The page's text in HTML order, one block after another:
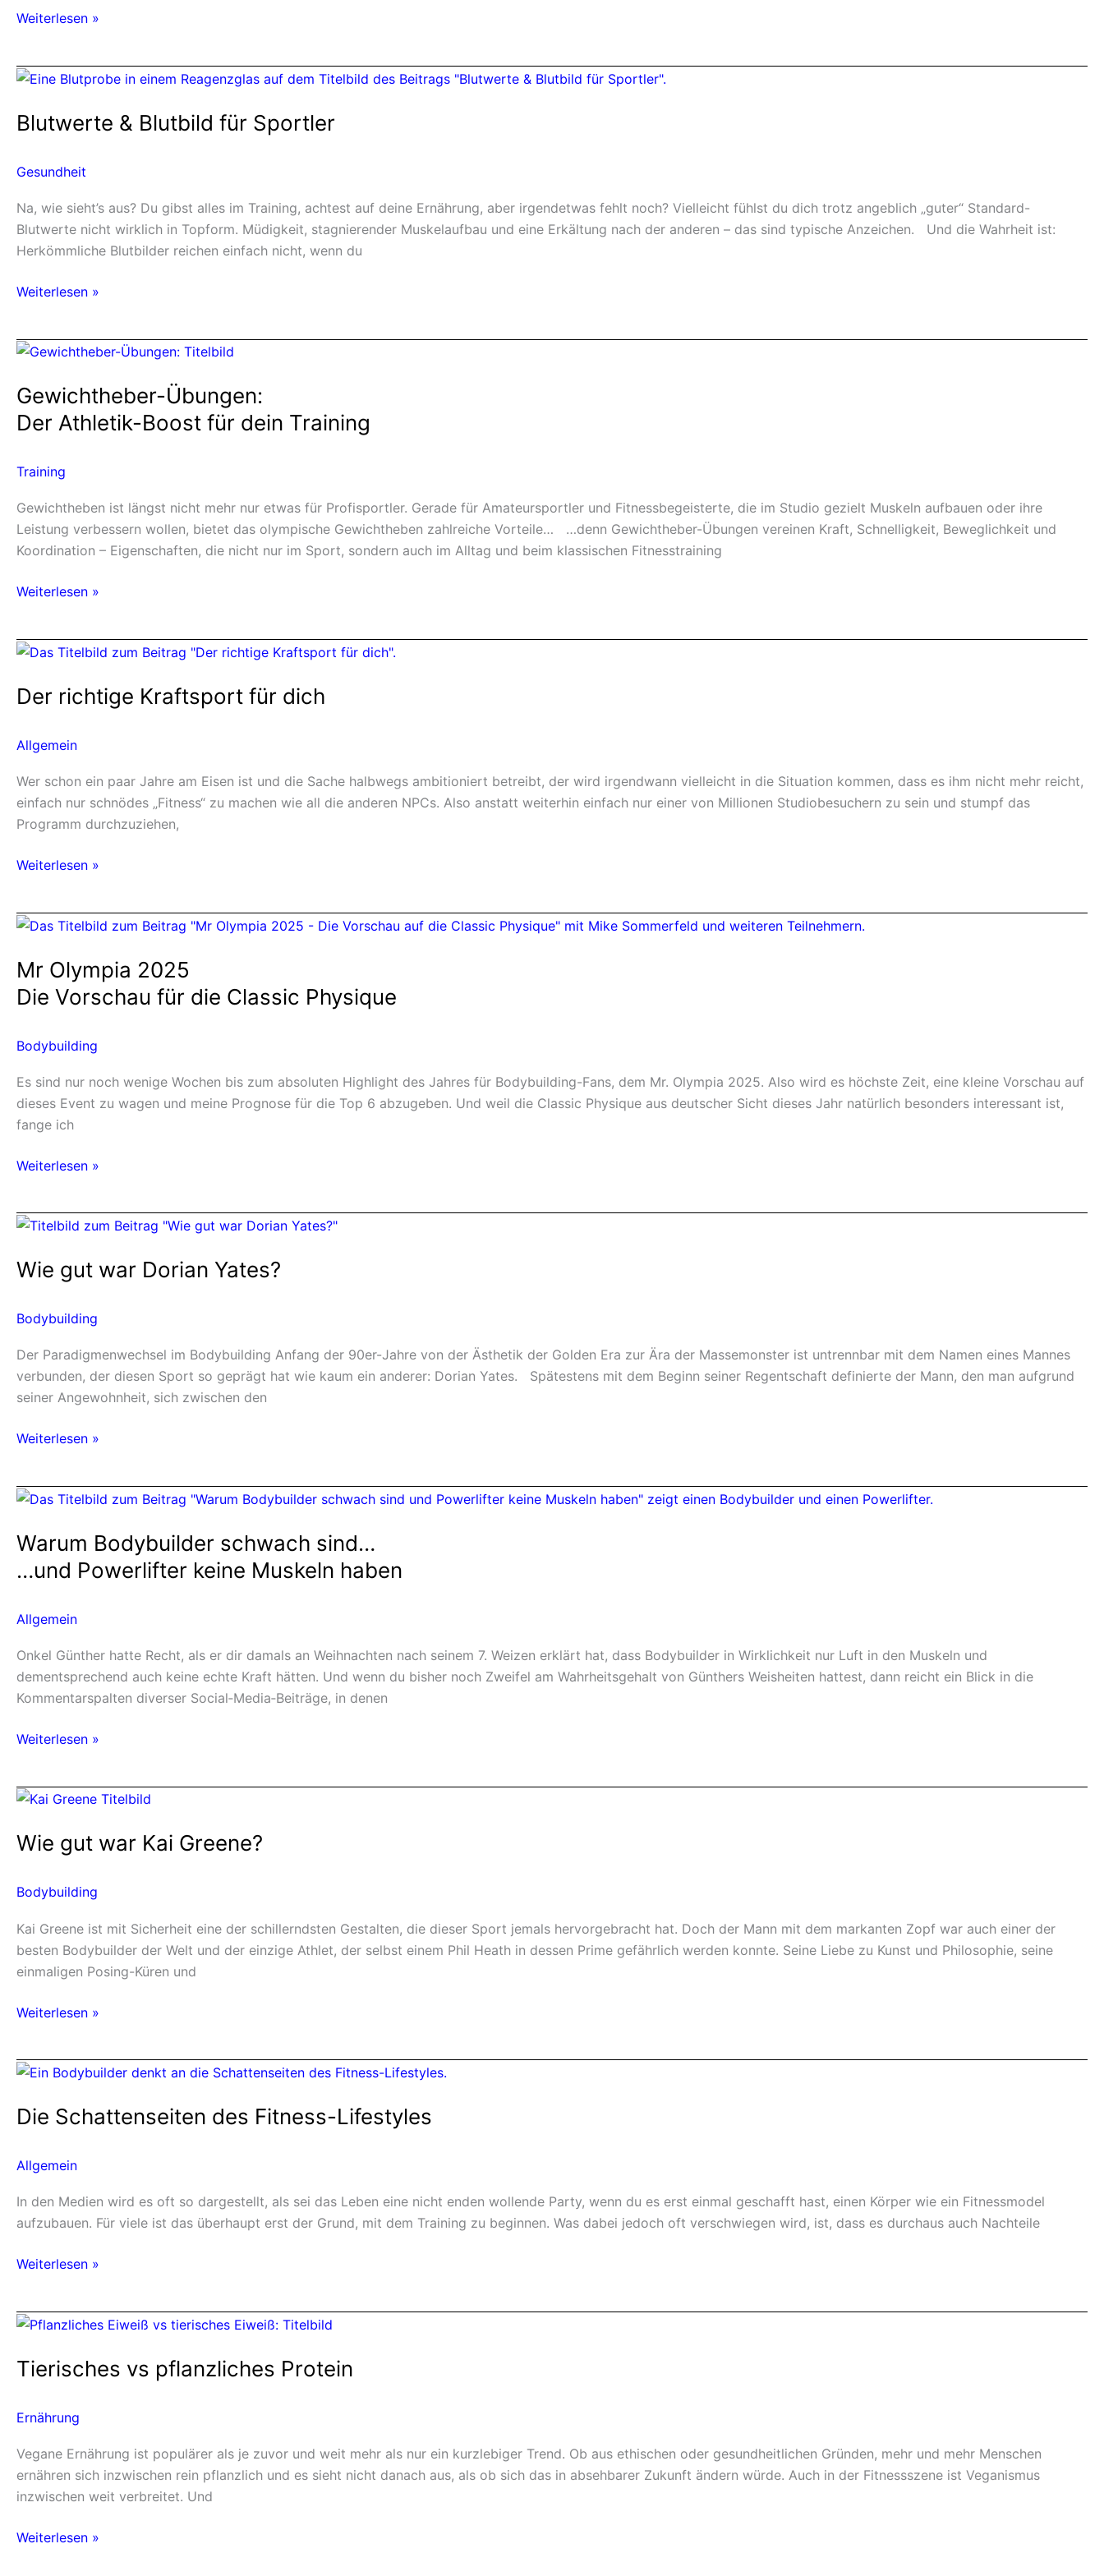
Weiterlesen »
Blutwerte & Blutbild für Sportler
Gesundheit
Na, wie sieht’s aus? Du gibst alles im Training, achtest auf deine Ernährung, aber irgendetwas fehlt noch? Vielleicht fühlst du dich trotz angeblich „guter“ Standard-
Blutwerte nicht wirklich in Topform. Müdigkeit, stagnierender Muskelaufbau und eine Erkältung nach der anderen – das sind typische Anzeichen. Und die Wahrheit ist:
Herkömmliche Blutbilder reichen einfach nicht, wenn du
Blutwerte
Blutbild
Weiterlesen »
Gewichtheber-Übungen:
Der Athletik-Boost für dein Training
Training
Gewichtheben ist längst nicht mehr nur etwas für Profisportler. Gerade für Amateursportler und Fitnessbegeisterte, die im Studio gezielt Muskeln aufbauen oder ihre
Leistung verbessern wollen, bietet das olympische Gewichtheben zahlreiche Vorteile… …denn Gewichtheber-Übungen vereinen Kraft, Schnelligkeit, Beweglichkeit und
Koordination – Eigenschaften, die nicht nur im Sport, sondern auch im Alltag und beim klassischen Fitnesstraining
Gewichtheber-
Der
Athletik-
Boost
dein
Training
Weiterlesen »
Der richtige Kraftsport für dich
Allgemein
Wer schon ein paar Jahre am Eisen ist und die Sache halbwegs ambitioniert betreibt, der wird irgendwann vielleicht in die Situation kommen, dass es ihm nicht mehr reicht,
einfach nur schnödes „Fitness“ zu machen wie all die anderen NPCs. Also anstatt weiterhin einfach nur einer von Millionen Studiobesuchern zu sein und stumpf das
Programm durchzuziehen,
Der
Kraftsport
Weiterlesen »
Mr Olympia 2025
Die Vorschau für die Classic Physique
Bodybuilding
Es sind nur noch wenige Wochen bis zum absoluten Highlight des Jahres für Bodybuilding-Fans, dem Mr. Olympia 2025. Also wird es höchste Zeit, eine kleine Vorschau auf
dieses Event zu wagen und meine Prognose für die Top 6 abzugeben. Und weil die Classic Physique aus deutscher Sicht dieses Jahr natürlich besonders interessant ist,
fange ich
Mr
2025
Die
Vorschau
die
Weiterlesen »
Wie gut war Dorian Yates?
Bodybuilding
Der Paradigmenwechsel im Bodybuilding Anfang der 90er-Jahre von der Ästhetik der Golden Era zur Ära der Massemonster ist untrennbar mit dem Namen eines Mannes
verbunden, der diesen Sport so geprägt hat wie kaum ein anderer: Dorian Yates. Spätestens mit dem Beginn seiner Regentschaft definierte der Mann, den man aufgrund
seiner Angewohnheit, sich zwischen den
Wie
war
Weiterlesen »
Warum Bodybuilder schwach sind…
…und Powerlifter keine Muskeln haben
Allgemein
Onkel Günther hatte Recht, als er dir damals an Weihnachten nach seinem 7. Weizen erklärt hat, dass Bodybuilder in Wirklichkeit nur Luft in den Muskeln und
dementsprechend auch keine echte Kraft hätten. Und wenn du bisher noch Zweifel am Wahrheitsgehalt von Günthers Weisheiten hattest, dann reicht ein Blick in die
Kommentarspalten diverser Social‑Media‑Beiträge, in denen
Warum
schwach
…
Powerlifter
keine
Muskeln
haben
Weiterlesen »
Wie gut war Kai Greene?
Bodybuilding
Kai Greene ist mit Sicherheit eine der schillerndsten Gestalten, die dieser Sport jemals hervorgebracht hat. Doch der Mann mit dem markanten Zopf war auch einer der
besten Bodybuilder der Welt und der einzige Athlet, der selbst einem Phil Heath in dessen Prime gefährlich werden konnte. Seine Liebe zu Kunst und Philosophie, seine
einmaligen Posing-Küren und
Wie
war
Weiterlesen »
Die Schattenseiten des Fitness-Lifestyles
Allgemein
In den Medien wird es oft so dargestellt, als sei das Leben eine nicht enden wollende Party, wenn du es erst einmal geschafft hast, einen Körper wie ein Fitnessmodel
aufzubauen. Für viele ist das überhaupt erst der Grund, mit dem Training zu beginnen. Was dabei jedoch oft verschwiegen wird, ist, dass es durchaus auch Nachteile
Die
des
Weiterlesen »
Tierisches vs pflanzliches Protein
Ernährung
Vegane Ernährung ist populärer als je zuvor und weit mehr als nur ein kurzlebiger Trend. Ob aus ethischen oder gesundheitlichen Gründen, mehr und mehr Menschen
ernähren sich inzwischen rein pflanzlich und es sieht nicht danach aus, als ob sich das in absehbarer Zukunft ändern würde. Auch in der Fitnessszene ist Veganismus
inzwischen weit verbreitet. Und
Tierisches
pflanzliches
Weiterlesen »